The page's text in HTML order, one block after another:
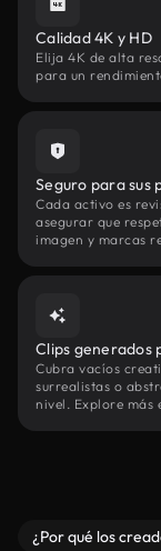
Calidad 4K y HD
Elija 4K de alta
para un
Seguro para sus
Cada activo es
asegurar que
imagen y marcas
Clips generados
Cubra vacíos
surrealistas o
nivel. Explore más
¿Por qué los